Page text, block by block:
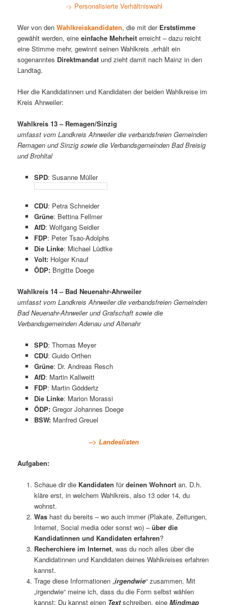
-> Personalisierte Verhältniswahl
Wer von denWahlkreiskandidaten, die mit der Erststimme
gewählt werden, eineeinfache Mehrheit erreicht – dazu reicht
eine Stimme mehr, gewinnt seinen Wahlkreis ,erhält ein
sogenanntes Direktmandat und zieht damit nach Mainz in den
Landtag.
Hier die Kandidatinnen und Kandidaten der beiden Wahlkreise im
Kreis Ahrweiler:
Wahlkreis 13 – Remagen/Sinzig
umfasst vom Landkreis Ahrweiler die verbandsfreien Gemeinden
Remagen und Sinzig sowie die Verbandsgemeinden Bad Breisig
und Brohltal
SPD: Susanne Müller
CDU: Petra Schneider
Grüne: Bettina Fellmer
AfD: Wolfgang Seidler
FDP: Peter Tsao-Adolphs
Die Linke: Michael Lüdtke
Volt:Holger Knauf
ÖDP:Brigitte Doege
Wahlkreis 14 – Bad Neuenahr-Ahrweiler
umfasst vom Landkreis Ahrweiler die verbandsfreien Gemeinden
Bad Neuenahr-Ahrweiler und Grafschaft sowie die
Verbandsgemeinden Adenau und Altenahr
SPD: Thomas Meyer
CDU: Guido Orthen
Grüne: Dr. Andreas Resch
AfD: Martin Kallweitt
FDP: Martin Göddertz
Die Linke: Marion Morassi
ÖDP:Gregor Johannes Doege
BSW: Manfred Greuel
–> Landeslisten
Aufgaben:
Schaue dir die Kandidaten fürdeinen Wohnortan. D.h.
kläre erst, in welchem Wahlkreis, also 13 oder 14, du
wohnst.
Washast du bereits – wo auch immer (Plakate, Zeitungen,
Internet, Social media oder sonst wo) –über die
Kandidatinnen und Kandidaten erfahren?
Recherchiere im Internet, was du noch alles über die
Kandidatinnen und Kandidaten deines Wahlkreises erfahren
kannst.
Trage diese Informationen „irgendwie“ zusammen. Mit
„irgendwie“ meine ich, dass du die Form selbst wählen
kannst: Du kannst einen Textschreiben, eine Mindmap